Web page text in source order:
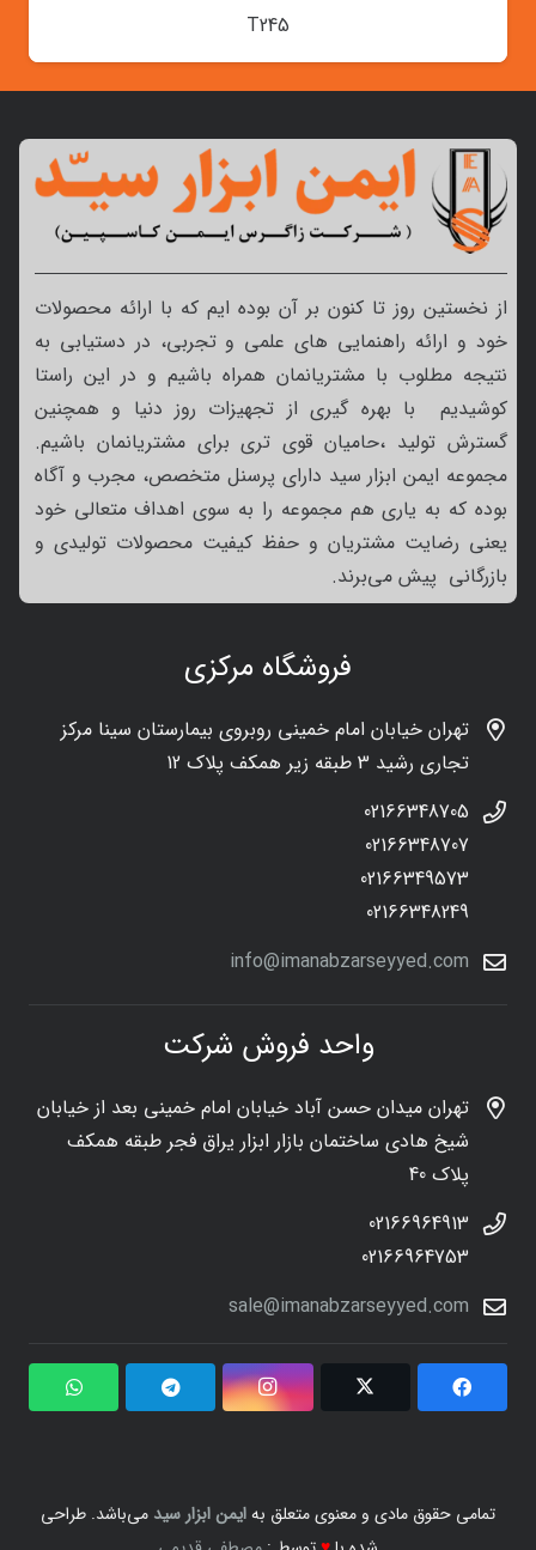
T245
فروشگاه مرکزی
تهران خیابان امام خمینی روبروی بیمارستان سینا مرکز
تجاری رشید 3 طبقه زیر همکف پلاک 12
02166348705
02166348707
02166349573
02166348249
info@imanabzarseyyed.com
واحد فروش شرکت
تهران میدان حسن آباد خیابان امام خمینی بعد از خیابان
شیخ هادی ساختمان بازار ابزار یراق فجر طبقه همکف
پلاک 40
02166964913
02166964753
sale@imanabzarseyyed.com
از نخستین روز تا کنون بر آن بوده ایم که با ارائه محصولات
خود و ارائه راهنمایی های علمی و تجربی، در دستیابی به
نتیجه مطلوب با مشتریانمان همراه باشیم و در این راستا
کوشیدیم با بهره گیری از تجهیزات روز دنیا و همچنین
گسترش تولید ،حامیان قوی تری برای مشتریانمان باشیم.
مجموعه ایمن ابزار سید دارای پرسنل متخصص، مجرب و آگاه
بوده که به یاری هم مجموعه را به سوی اهداف متعالی خود
یعنی رضایت مشتریان و حفظ کیفیت محصولات تولیدی و
بازرگانی پیش می‌برند.
تمامی حقوق مادی و معنوی متعلق بهایمن ابزار سید می‌باشد. طراحی